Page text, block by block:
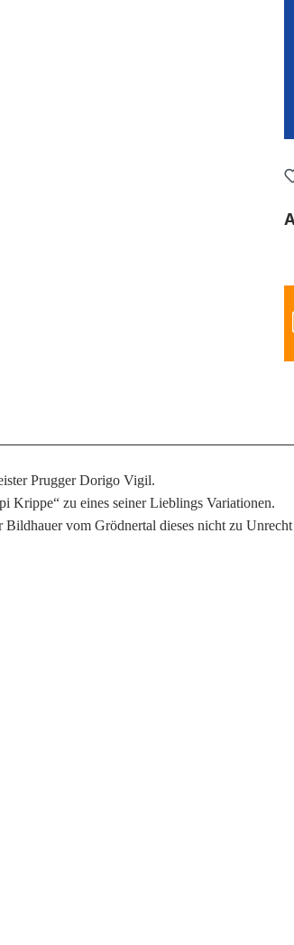
Prugger Dorigo Vigil.
Krippe“ zu eines seiner Lieblings Variationen.
Bildhauer vom Grödnertal dieses nicht zu